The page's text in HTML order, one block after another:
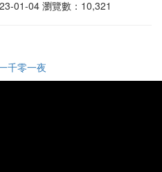
01-04 瀏覽數：10,321
千零一夜